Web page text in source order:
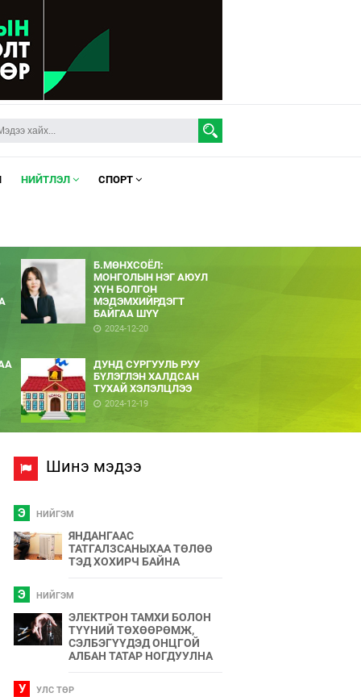
НИЙТЛЭЛ СПОРТ
Б.МӨНХСОЁЛ:
МОНГОЛЫН НЭГ АЮУЛ
ХҮН БОЛГОН
МЭДЭМХИЙРДЭГТ
БАЙГАА ШҮҮ
2024-12-20
ДУНД СУРГУУЛЬ РУУ
БҮЛЭГЛЭН ХАЛДСАН
ТУХАЙ ХЭЛЭЛЦЛЭЭ
2024-12-19
Шинэ мэдээ
Э НИЙГЭМ
ЯНДАНГААС
ТАТГАЛЗСАНЫХАА ТӨЛӨӨ
ТЭД ХОХИРЧ БАЙНА
Э НИЙГЭМ
ЭЛЕКТРОН ТАМХИ БОЛОН
ТҮҮНИЙ ТӨХӨӨРӨМЖ,
СЭЛБЭГҮҮДЭД ОНЦГОЙ
АЛБАН ТАТАР НОГДУУЛНА
У УЛС ТӨР